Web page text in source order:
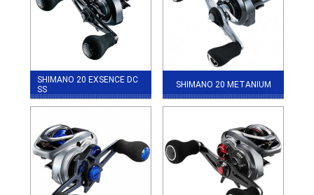
SHIMANO 20 EXSENCE DC
SS
SHIMANO 20 METANIUM